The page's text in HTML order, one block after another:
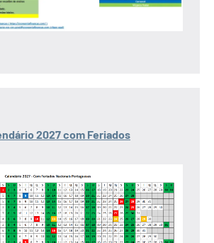
2027 com Feriados